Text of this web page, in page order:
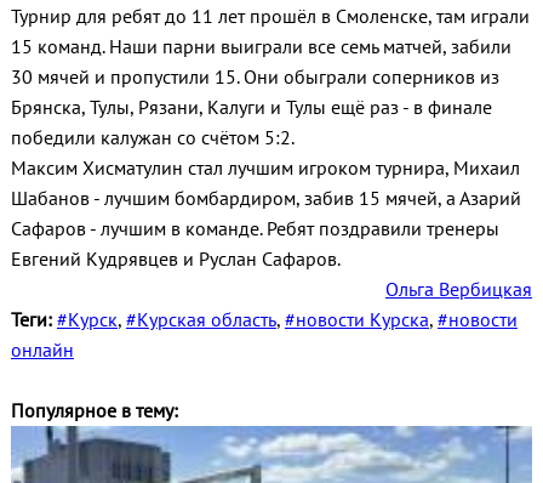
Турнир для ребят до 11 лет прошёл в Смоленске, там играли
15 команд. Наши парни выиграли все семь матчей, забили
30 мячей и пропустили 15. Они обыграли соперников из
Брянска, Тулы, Рязани, Калуги и Тулы ещё раз - в финале
победили калужан со счётом 5:2.
Максим Хисматулин стал лучшим игроком турнира, Михаил
Шабанов - лучшим бомбардиром, забив 15 мячей, а Азарий
Сафаров - лучшим в команде. Ребят поздравили тренеры
Евгений Кудрявцев и Руслан Сафаров.
Ольга Вербицкая
Теги: #Курск, #Курская область, #новости Курска, #новости
онлайн
Популярное в тему: